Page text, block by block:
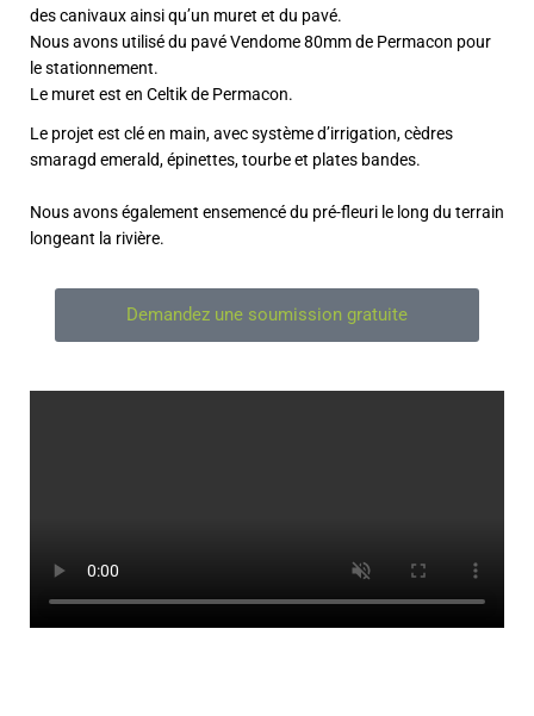
des canivaux ainsi qu’un muret et du pavé.
Nous avons utilisé du pavé Vendome 80mm de Permacon pour
le stationnement.
Le muret est en Celtik de Permacon.
Le projet est clé en main, avec système d’irrigation, cèdres
smaragd emerald, épinettes, tourbe et plates bandes.
Nous avons également ensemencé du pré-fleuri le long du terrain
longeant la rivière.
Demandez une soumission gratuite